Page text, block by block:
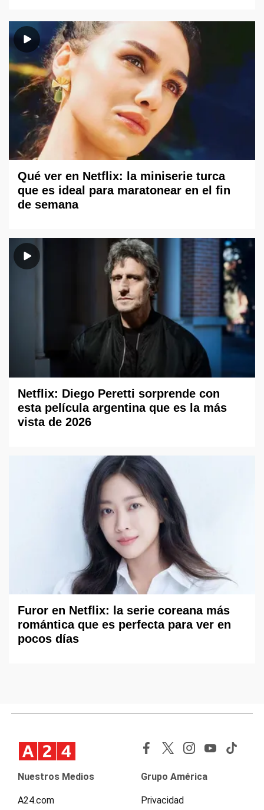
Qué ver en Netflix: la miniserie turca
que es ideal para maratonear en el fin
de semana
Netflix: Diego Peretti sorprende con
esta película argentina que es la más
vista de 2026
Furor en Netflix: la serie coreana más
romántica que es perfecta para ver en
pocos días
Nuestros Medios
A24.com
Grupo América
Privacidad